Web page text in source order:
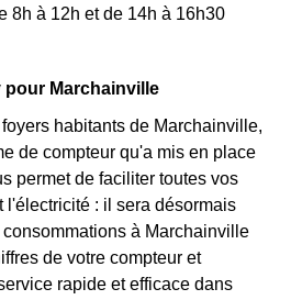
8h à 12h et de 14h à 16h30
pour Marchainville
habitants de Marchainville,
de compteur qu'a mis en place
permet de faciliter toutes vos
l'électricité : il sera désormais
à Marchainville
de votre compteur et
rapide et efficace dans